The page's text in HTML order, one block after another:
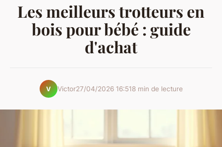
Les meilleurs trotteurs en
bois pour bébé : guide
d'achat
V Victor27/04/2026 16:518 min de lecture